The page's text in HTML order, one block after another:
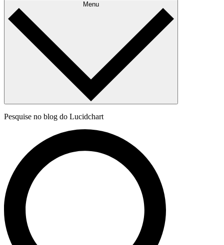
Menu
Pesquise no blog do Lucidchart